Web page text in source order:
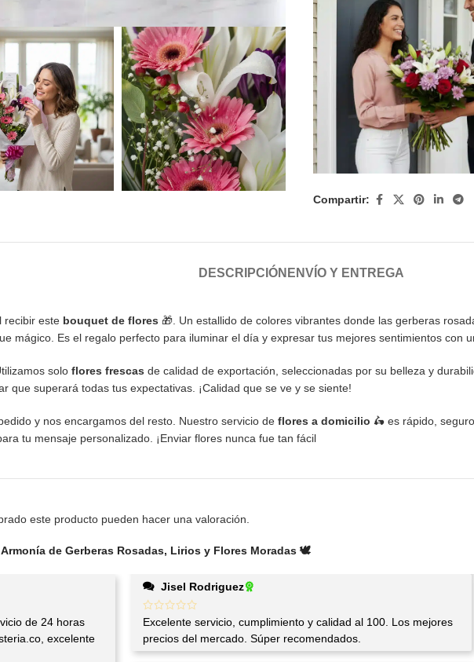
Compartir:
DESCRIPCIÓN ENVÍO Y ENTREGA
recibir este bouquet de flores 🎁. Un estallido de colores vibrantes donde las gerberas
mágico. Es el regalo perfecto para iluminar el día y expresar tus mejores sentimientos con
solo flores frescas de calidad de exportación, seleccionadas por su belleza y
que superará todas tus expectativas. ¡Calidad que se ve y se siente!
y nos encargamos del resto. Nuestro servicio de flores a domicilio 🛵 es rápido,
tu mensaje personalizado. ¡Enviar flores nunca fue tan fácil
de Gerberas Rosadas, Lirios y Flores Moradas 🕊️
de 24 horas
excelente
Jisel Rodriguez
Excelente servicio, cumplimiento y calidad al 100. Los mejores
precios del mercado. Súper recomendados.
este producto pueden hacer una valoración.